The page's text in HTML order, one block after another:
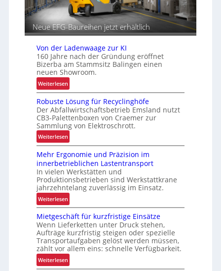
e
l
g
i
t
i
k
Neue EFG-Baureihen jetzt erhältlich
Von der Ladenwaage zur KI
160 Jahre nach der Gründung eröffnet
Bizerba am Stammsitz Balingen einen
neuen Showroom.
Weiterlesen:
V
o
n
d
e
r
a
d
e
n
w
a
a
g
e
z
u
r
Robuste Lösung für Recyclinghöfe
Der Abfallwirtschaftsbetrieb Emsland nutzt
CB3-Palettenboxen von Craemer zur
Sammlung von Elektroschrott.
Weiterlesen:
R
o
b
u
s
t
e
ö
s
u
n
g
f
Mehr Ergonomie und Präzision im
innerbetrieblichen Lastentransport
In vielen Werkstätten und
Produktionsbetrieben sind Werkstattkrane
jahrzehntelang zuverlässig im Einsatz.
Weiterlesen:
M
e
h
r
E
r
g
Mietgeschäft für kurzfristige Einsätze
Wenn Lieferketten unter Druck stehen,
Aufträge kurzfristig steigen oder spezielle
Transportaufgaben gelöst werden müssen,
zählt vor allem eins: schnelle Verfügbarkeit.
Weiterlesen:
M